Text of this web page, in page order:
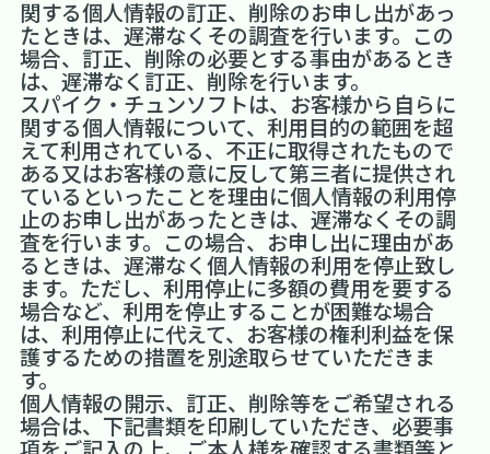
関する個人情報の訂正、削除のお申し出があっ
たときは、遅滞なくその調査を行います。この
場合、訂正、削除の必要とする事由があるとき
は、遅滞なく訂正、削除を行います。
スパイク・チュンソフトは、お客様から自らに
関する個人情報について、利用目的の範囲を超
えて利用されている、不正に取得されたもので
ある又はお客様の意に反して第三者に提供され
ているといったことを理由に個人情報の利用停
止のお申し出があったときは、遅滞なくその調
査を行います。この場合、お申し出に理由があ
るときは、遅滞なく個人情報の利用を停止致し
ます。ただし、利用停止に多額の費用を要する
場合など、利用を停止することが困難な場合
は、利用停止に代えて、お客様の権利利益を保
護するための措置を別途取らせていただきま
す。
個人情報の開示、訂正、削除等をご希望される
場合は、下記書類を印刷していただき、必要事